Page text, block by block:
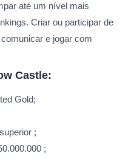
até um nível mais
Criar ou participar de
e jogar com
Castle:
Gold;
;
;